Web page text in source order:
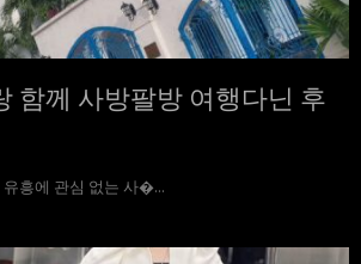
함께 사방팔방 여행다닌 후
흥에 관심 없는 사�...